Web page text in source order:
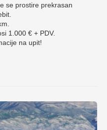
se prostire prekrasan
1.000 € + PDV.
na upit!